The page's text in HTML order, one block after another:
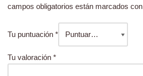
campos obligatorios están marcados con
Tu puntuación *
Tu valoración *